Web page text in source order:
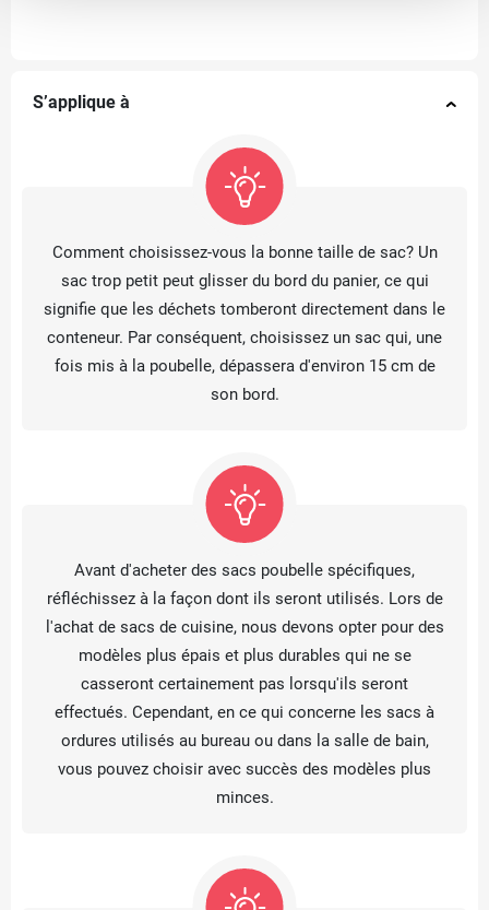
S’applique à
Comment choisissez-vous la bonne taille de sac? Un
sac trop petit peut glisser du bord du panier, ce qui
signifie que les déchets tomberont directement dans le
conteneur. Par conséquent, choisissez un sac qui, une
fois mis à la poubelle, dépassera d'environ 15 cm de
son bord.
Avant d'acheter des sacs poubelle spécifiques,
réfléchissez à la façon dont ils seront utilisés. Lors de
l'achat de sacs de cuisine, nous devons opter pour des
modèles plus épais et plus durables qui ne se
casseront certainement pas lorsqu'ils seront
effectués. Cependant, en ce qui concerne les sacs à
ordures utilisés au bureau ou dans la salle de bain,
vous pouvez choisir avec succès des modèles plus
minces.